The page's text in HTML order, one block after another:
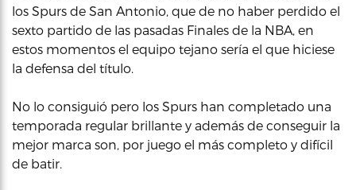
los Spurs de San Antonio, que de no haber perdido el
sexto partido de las pasadas Finales de la NBA, en
estos momentos el equipo tejano sería el que hiciese
la defensa del título.
No lo consiguió pero los Spurs han completado una
temporada regular brillante y además de conseguir la
mejor marca son, por juego el más completo y difícil
de batir.